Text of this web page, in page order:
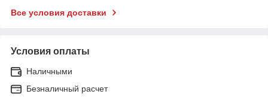
Все условия доставки
Условия оплаты
Наличными
Безналичный расчет